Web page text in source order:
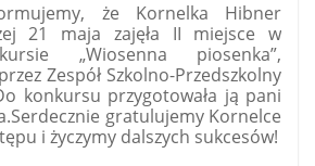
że Kornelka Hibner
21 maja zajęła II miejsce w
„Wiosenna piosenka”,
Zespół Szkolno-Przedszkolny
konkursu przygotowała ją pani
gratulujemy Kornelce
i życzymy dalszych sukcesów!